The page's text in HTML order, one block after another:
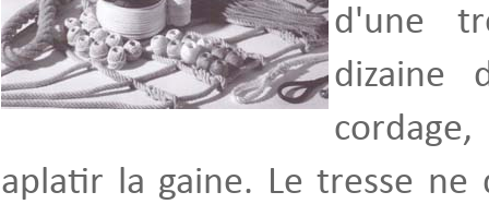
d'une
dizaine
aplatir la gaine. Le tresse ne